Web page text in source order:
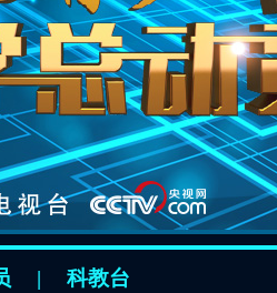
| 科教台